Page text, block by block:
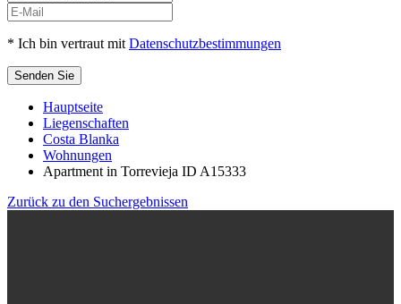
* Ich bin vertraut mit Datenschutzbestimmungen
Senden Sie
Hauptseite
Liegenschaften
Costa Blanka
Wohnungen
Apartment in Torrevieja ID A15333
Zurück zu den Suchergebnissen